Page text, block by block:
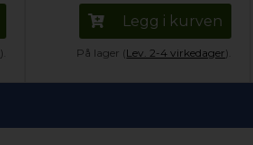
).
Legg i kurven
På lager (Lev. 2-4 virkedager).